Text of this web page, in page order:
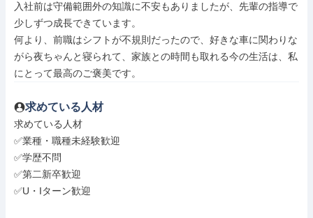
入社前は守備範囲外の知識に不安もありましたが、先輩の指導で
少しずつ成長できています。
何より、前職はシフトが不規則だったので、好きな車に関わりな
がら夜ちゃんと寝られて、家族との時間も取れる今の生活は、私
にとって最高のご褒美です。
求めている人材
求めている人材
✅業種・職種未経験歓迎
✅学歴不問
✅第二新卒歓迎
✅U・Iターン歓迎